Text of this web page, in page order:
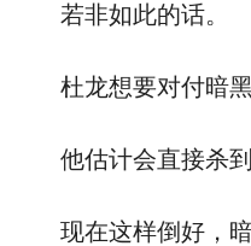
若非如此的话。
杜龙想要对付暗黑
他估计会直接杀到
现在这样倒好，暗